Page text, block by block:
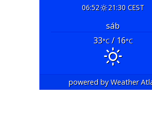
06:52 21:30 CEST
sáb
33°C/ 16°C
powered byWeather